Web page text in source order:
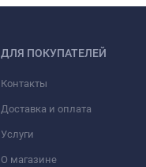
ДЛЯ ПОКУПАТЕЛЕЙ
Контакты
Доставка и оплата
Услуги
О магазине